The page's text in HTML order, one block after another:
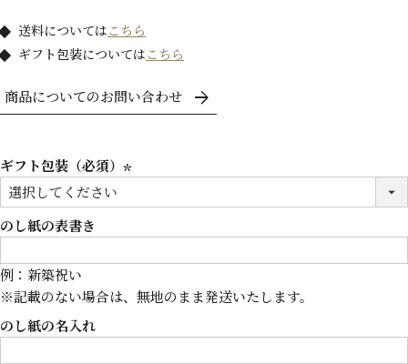
送料については こちら
ギフト包装については こちら
商品についてのお問い合わせ
ギフト包装（必須）
のし紙の表書き
例：新築祝い
※記載のない場合は、無地のまま発送いたします。
のし紙の名入れ